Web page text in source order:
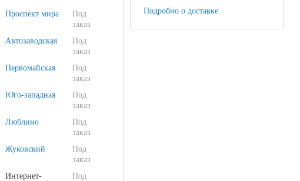
Проспект мира
Под
заказ
Автозаводская
Под
заказ
Первомайская
Под
заказ
Юго-западная
Под
заказ
Люблино
Под
заказ
Жуковский
Под
заказ
Интернет-
Под
Подробно о доставке